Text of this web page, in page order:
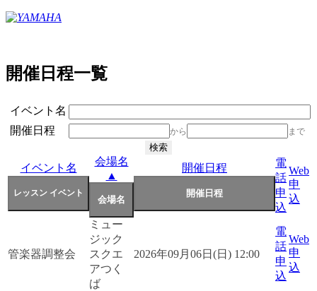
開催日程一覧
イベント名
開催日程
から まで
イベント名
会場名
▲
開催日程
電
話
申
込
Web
申
込
管楽器調整会
ミュー
ジック
スクエ
アつく
ば
2026年09月06日(日) 12:00
電
話
申
込
Web
申
込